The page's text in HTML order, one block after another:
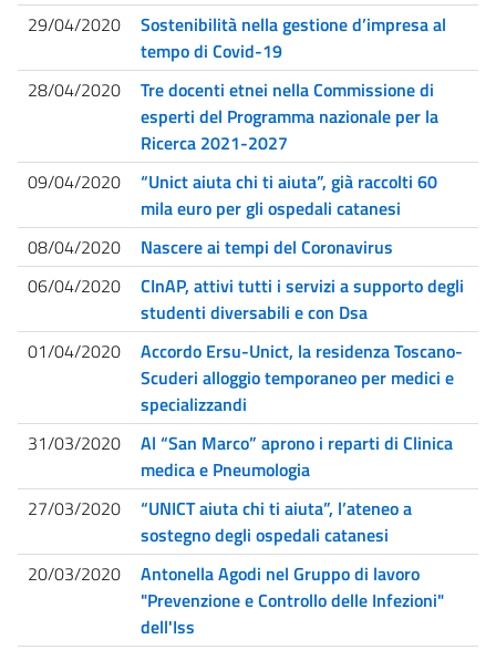
29/04/2020
Sostenibilità nella gestione d’impresa al
tempo di Covid-19
28/04/2020
Tre docenti etnei nella Commissione di
esperti del Programma nazionale per la
Ricerca 2021-2027
09/04/2020
“Unict aiuta chi ti aiuta”, già raccolti 60
mila euro per gli ospedali catanesi
08/04/2020
Nascere ai tempi del Coronavirus
06/04/2020
CInAP, attivi tutti i servizi a supporto degli
studenti diversabili e con Dsa
01/04/2020
Accordo Ersu-Unict, la residenza Toscano-
Scuderi alloggio temporaneo per medici e
specializzandi
31/03/2020
Al “San Marco” aprono i reparti di Clinica
medica e Pneumologia
27/03/2020
“UNICT aiuta chi ti aiuta”, l’ateneo a
sostegno degli ospedali catanesi
20/03/2020
Antonella Agodi nel Gruppo di lavoro
"Prevenzione e Controllo delle Infezioni"
dell'Iss